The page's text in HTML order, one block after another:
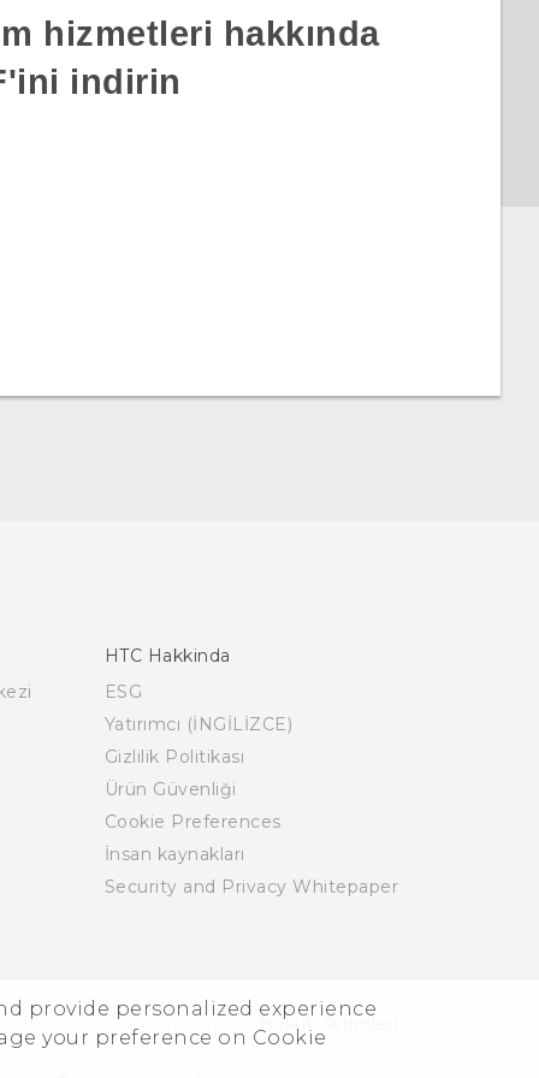
provide personalized experience
your preference on Cookie
hizmetleri hakkında
indirin
HTC Hakkinda
ESG
Yatırımcı (İNGİLİZCE)
Gizlilik Politikası
Ürün Güvenliği
Cookie Preferences
İnsan kaynakları
Security and Privacy Whitepaper
2026 HTC Corporation Hukuk Terimleri